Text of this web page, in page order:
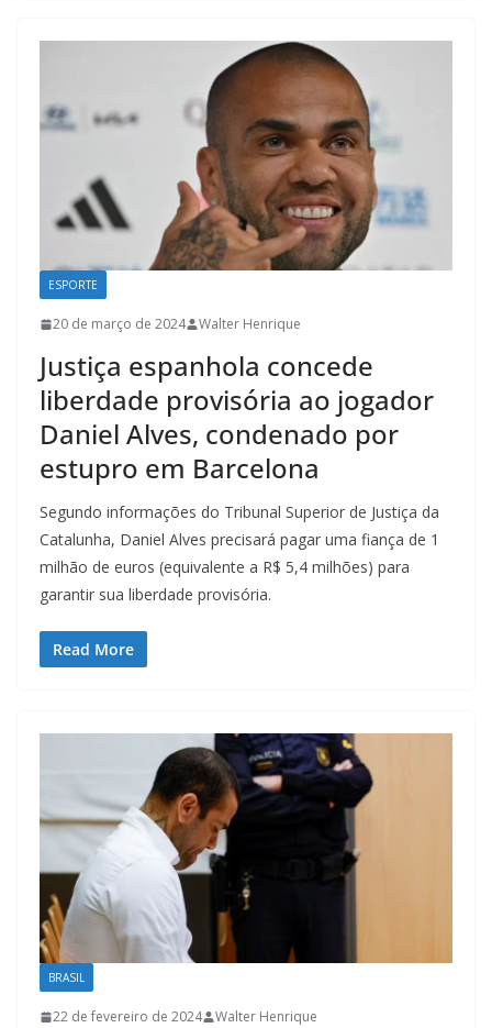
ESPORTE
20 de março de 2024 Walter Henrique
Justiça espanhola concede
liberdade provisória ao jogador
Daniel Alves, condenado por
estupro em Barcelona
Segundo informações do Tribunal Superior de Justiça da
Catalunha, Daniel Alves precisará pagar uma fiança de 1
milhão de euros (equivalente a R$ 5,4 milhões) para
garantir sua liberdade provisória.
Read More
BRASIL
22 de fevereiro de 2024 Walter Henrique